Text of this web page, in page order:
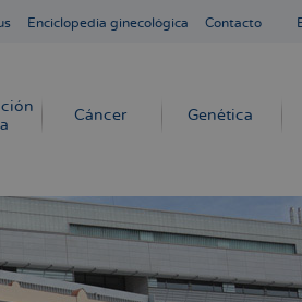
Enciclopedia ginecológica Contacto
Cáncer Genética